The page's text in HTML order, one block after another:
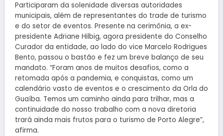
Participaram da solenidade diversas autoridades
municipais, além de representantes do trade de turismo
e do setor de eventos. Presente na cerimônia, a ex-
presidente Adriane Hilbig, agora presidente do Conselho
Curador da entidade, ao lado do vice Marcelo Rodrigues
Bento, passou o bastão e fez um breve balanço de seu
mandato. “Foram anos de muitos desafios, como a
retomada após a pandemia, e conquistas, como um
calendário vasto de eventos e o crescimento da Orla do
Guaíba. Temos um caminho ainda para trilhar, mas a
continuidade do nosso trabalho com a nova diretoria
trará ainda mais frutos para o turismo de Porto Alegre”,
afirma.